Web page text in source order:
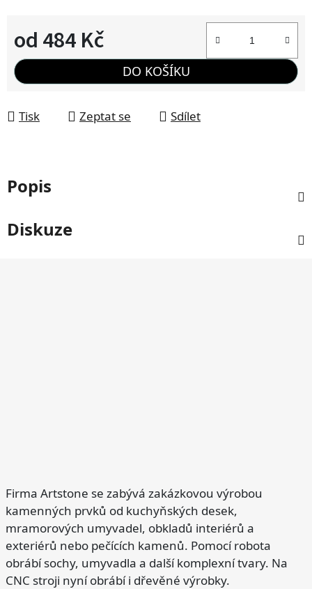
od484 Kč
Měrná cena:
DO KOŠÍKU
Tisk Zeptat se Sdílet
Popis
Diskuze
Firma Artstone se zabývá zakázkovou výrobou
kamenných prvků od kuchyňských desek,
mramorových umyvadel, obkladů interiérů a
exteriérů nebo pečících kamenů. Pomocí robota
obrábí sochy, umyvadla a další komplexní tvary. Na
CNC stroji nyní obrábí i dřevěné výrobky.